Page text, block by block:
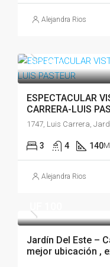
Alejandra Rios
UF$58
ESPECTACULAR
CARRERA-LUIS
3 4 140
Alejandra Rios
Jardín Del Este –
mejor ubicación ,